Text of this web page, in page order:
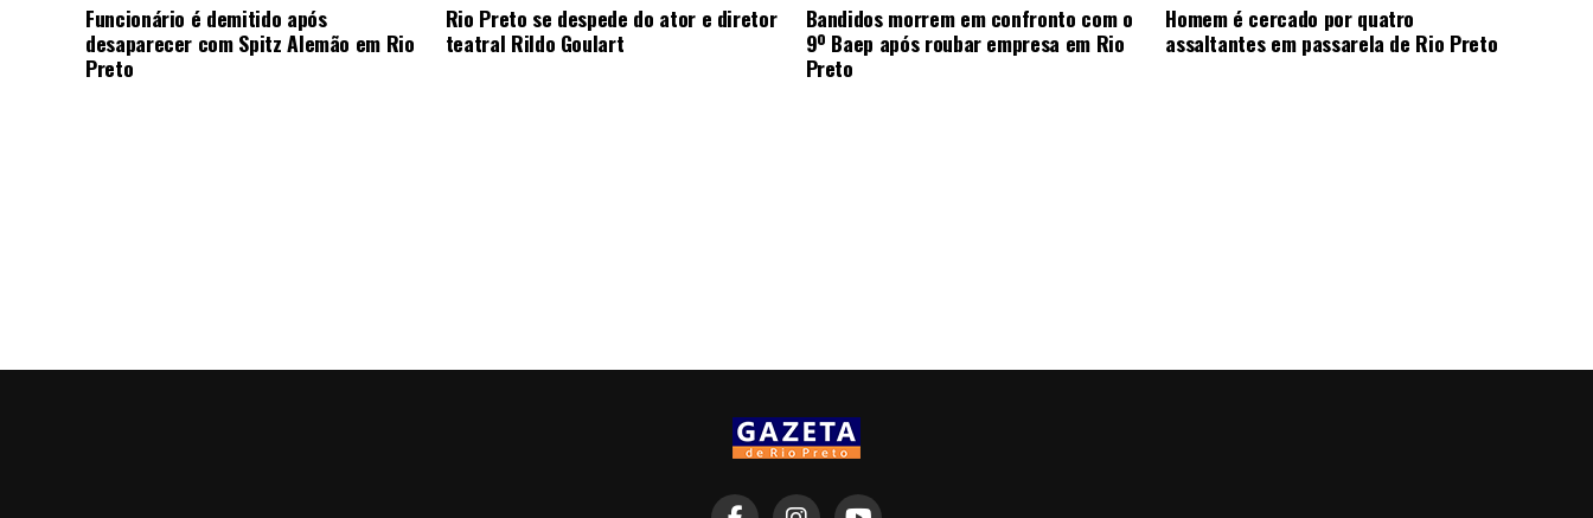
Funcionário é demitido após
desaparecer com Spitz Alemão em Rio
Preto
Rio Preto se despede do ator e diretor
teatral Rildo Goulart
Bandidos morrem em confronto com o
9º Baep após roubar empresa em Rio
Preto
Homem é cercado por quatro
assaltantes em passarela de Rio Preto